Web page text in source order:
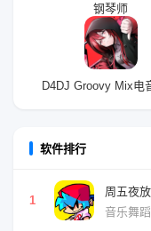
钢琴师
D4DJ Groovy Mix电
软件排行
1
周五夜
音乐舞蹈